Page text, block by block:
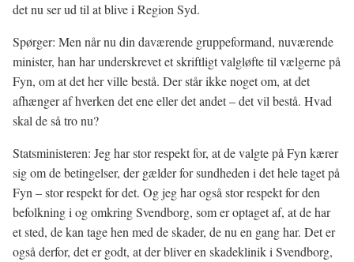
det nu ser ud til at blive i Region Syd.
Spørger: Men når nu din daværende gruppeformand, nuværende
minister, han har underskrevet et skriftligt valgløfte til vælgerne på
Fyn, om at det her ville bestå. Der står ikke noget om, at det
afhænger af hverken det ene eller det andet – det vil bestå. Hvad
skal de så tro nu?
Statsministeren: Jeg har stor respekt for, at de valgte på Fyn kærer
sig om de betingelser, der gælder for sundheden i det hele taget på
Fyn – stor respekt for det. Og jeg har også stor respekt for den
befolkning i og omkring Svendborg, som er optaget af, at de har
et sted, de kan tage hen med de skader, de nu en gang har. Det er
også derfor, det er godt, at der bliver en skadeklinik i Svendborg,